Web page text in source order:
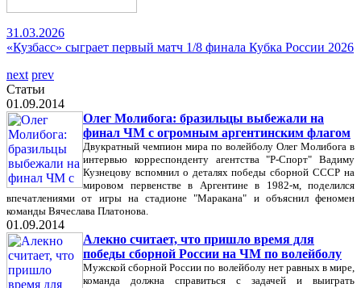
31.03.2026
«Кузбасс» сыграет первый матч 1/8 финала Кубка России 2026
next prev
Статьи
01.09.2014
Олег Молибога: бразильцы выбежали на
финал ЧМ с огромным аргентинским флагом
Двукратный чемпион мира по волейболу Олег Молибога в
интервью корреспонденту агентства "Р-Спорт" Вадиму
Кузнецову вспомнил о деталях победы сборной СССР на
мировом первенстве в Аргентине в 1982-м, поделился
впечатлениями от игры на стадионе "Маракана" и объяснил феномен
команды Вячеслава Платонова.
01.09.2014
Алекно считает, что пришло время для
победы сборной России на ЧМ по волейболу
Мужской сборной России по волейболу нет равных в мире,
команда должна справиться с задачей и выиграть